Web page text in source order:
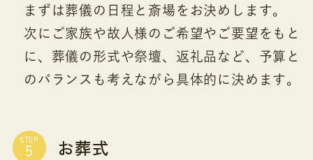
まずは葬儀の日程と斎場をお決めします。
次にご家族や故人様のご希望やご要望をもと
に、葬儀の形式や祭壇、返礼品など、予算と
のバランスも考えながら具体的に決めます。
STEP お葬式